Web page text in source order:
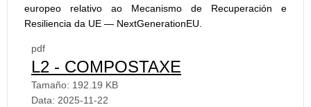
europeo relativo ao Mecanismo de Recuperación e
Resiliencia da UE — NextGenerationEU.
pdf
L2 - COMPOSTAXE
Tamaño: 192.19 KB
Data: 2025-11-22